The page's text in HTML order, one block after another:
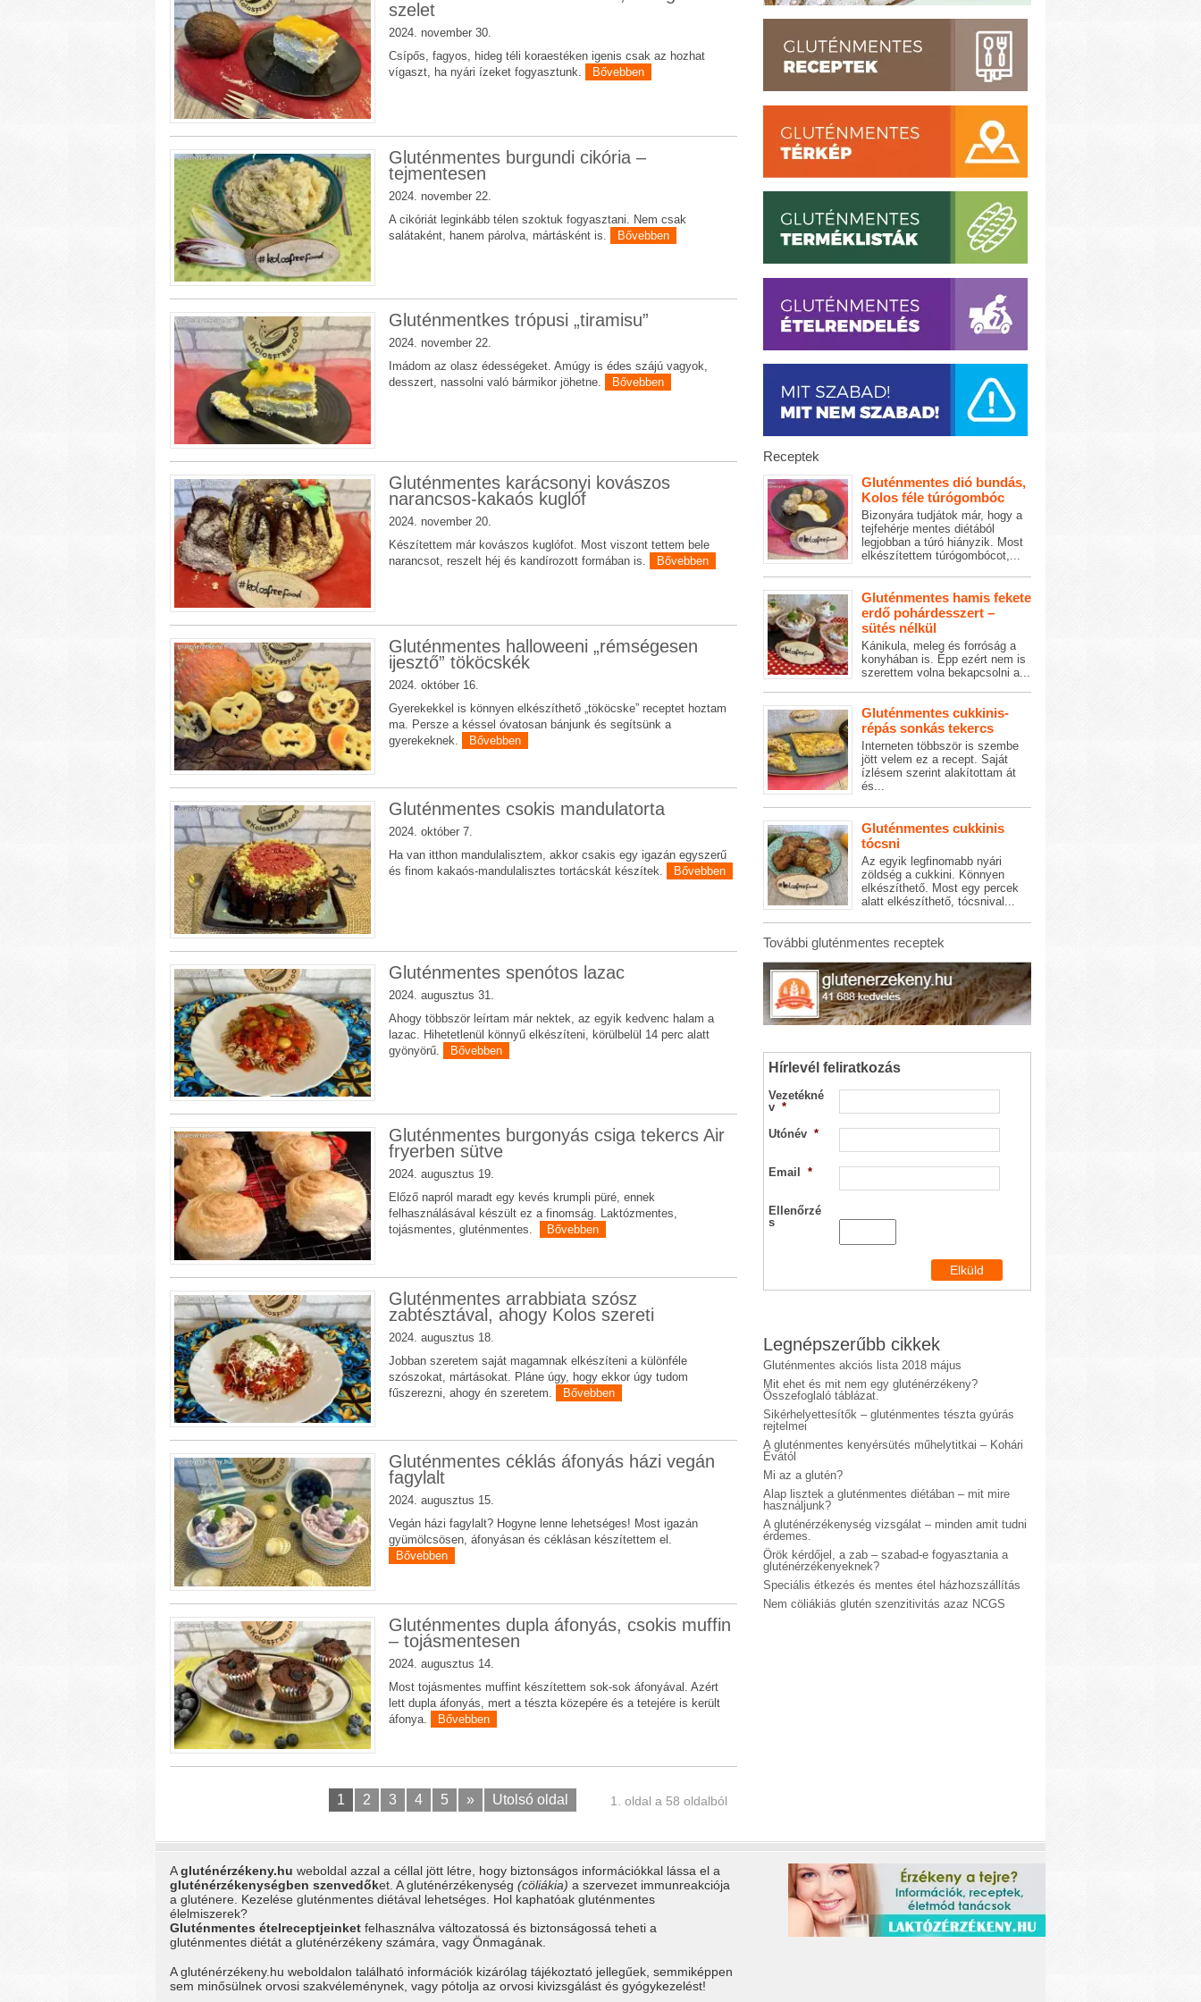
szelet
2024. november 30.
Csípős, fagyos, hideg téli koraestéken igenis csak az hozhat
vígaszt, ha nyári ízeket fogyasztunk.
Bővebben
Gluténmentes burgundi cikória –
tejmentesen
2024. november 22.
A cikóriát leginkább télen szoktuk fogyasztani. Nem csak
salátaként, hanem párolva, mártásként is.
Bővebben
Gluténmentkes trópusi „tiramisu”
2024. november 22.
Imádom az olasz édességeket. Amúgy is édes szájú vagyok,
desszert, nassolni való bármikor jöhetne.
Bővebben
Gluténmentes karácsonyi kovászos
narancsos-kakaós kuglóf
2024. november 20.
Készítettem már kovászos kuglófot. Most viszont tettem bele
narancsot, reszelt héj és kandírozott formában is.
Bővebben
Gluténmentes halloweeni „rémségesen
ijesztő” tököcskék
2024. október 16.
Gyerekekkel is könnyen elkészíthető „tököcske” receptet hoztam
ma. Persze a késsel óvatosan bánjunk és segítsünk a
gyerekeknek.
Bővebben
Gluténmentes csokis mandulatorta
2024. október 7.
Ha van itthon mandulalisztem, akkor csakis egy igazán egyszerű
és finom kakaós-mandulalisztes tortácskát készítek.
Bővebben
Gluténmentes spenótos lazac
2024. augusztus 31.
Ahogy többször leírtam már nektek, az egyik kedvenc halam a
lazac. Hihetetlenül könnyű elkészíteni, körülbelül 14 perc alatt
gyönyörű.
Bővebben
Gluténmentes burgonyás csiga tekercs Air
fryerben sütve
2024. augusztus 19.
Előző napról maradt egy kevés krumpli püré, ennek
felhasználásával készült ez a finomság. Laktózmentes,
tojásmentes, gluténmentes.
Bővebben
Gluténmentes arrabbiata szósz
zabtésztával, ahogy Kolos szereti
2024. augusztus 18.
Jobban szeretem saját magamnak elkészíteni a különféle
szószokat, mártásokat. Pláne úgy, hogy ekkor úgy tudom
fűszerezni, ahogy én szeretem.
Bővebben
Gluténmentes céklás áfonyás házi vegán
fagylalt
2024. augusztus 15.
Vegán házi fagylalt? Hogyne lenne lehetséges! Most igazán
gyümölcsösen, áfonyásan és céklásan készítettem el.
Bővebben
Gluténmentes dupla áfonyás, csokis muffin
– tojásmentesen
2024. augusztus 14.
Most tojásmentes muffint készítettem sok-sok áfonyával. Azért
lett dupla áfonyás, mert a tészta közepére és a tetejére is került
áfonya.
Bővebben
1. oldal a 58 oldalból
1 2 3 4 5 » Utolsó oldal
Receptek
Gluténmentes dió bundás,
Kolos féle túrógombóc
Bizonyára tudjátok már, hogy a
tejfehérje mentes diétából
legjobban a túró hiányzik. Most
elkészítettem túrógombócot,...
Gluténmentes hamis fekete
erdő pohárdesszert –
sütés nélkül
Kánikula, meleg és forróság a
konyhában is. Épp ezért nem is
szerettem volna bekapcsolni a...
Gluténmentes cukkinis-
répás sonkás tekercs
Interneten többször is szembe
jött velem ez a recept. Saját
ízlésem szerint alakítottam át
és...
Gluténmentes cukkinis
tócsni
Az egyik legfinomabb nyári
zöldség a cukkini. Könnyen
elkészíthető. Most egy percek
alatt elkészíthető, tócsnival...
További gluténmentes receptek
Hírlevél feliratkozás
Vezetékné
v *
Utónév *
Email *
Ellenőrzé
s
Legnépszerűbb cikkek
Gluténmentes akciós lista 2018 május
Mit ehet és mit nem egy gluténérzékeny?
Összefoglaló táblázat.
Sikérhelyettesítők – gluténmentes tészta gyúrás
rejtelmei
A gluténmentes kenyérsütés műhelytitkai – Kohári
Évától
Mi az a glutén?
Alap lisztek a gluténmentes diétában – mit mire
használjunk?
A gluténérzékenység vizsgálat – minden amit tudni
érdemes.
Örök kérdőjel, a zab – szabad-e fogyasztania a
gluténérzékenyeknek?
Speciális étkezés és mentes étel házhozszállítás
Nem cöliákiás glutén szenzitivitás azaz NCGS
Agluténérzékeny.hu weboldal azzal a céllal jött létre, hogy biztonságos információkkal lássa el a
gluténérzékenységben szenvedőket. A gluténérzékenység (cöliákia) a szervezet immunreakciója
a gluténere. Kezelése gluténmentes diétával lehetséges. Hol kaphatóak gluténmentes
élelmiszerek?
Gluténmentes ételreceptjeinket felhasználva változatossá és biztonságossá teheti a
gluténmentes diétát a gluténérzékeny számára, vagy Önmagának.
A gluténérzékeny.hu weboldalon található információk kizárólag tájékoztató jellegűek, semmiképpen
sem minősülnek orvosi szakvéleménynek, vagy pótolja az orvosi kivizsgálást és gyógykezelést!